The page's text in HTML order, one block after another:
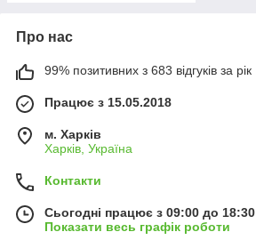
Про нас
99% позитивних з 683 відгуків за рік
Працює з 15.05.2018
м. Харків
Харків, Україна
Контакти
Сьогодні працює з 09:00 до 18:30
Показати весь графік роботи